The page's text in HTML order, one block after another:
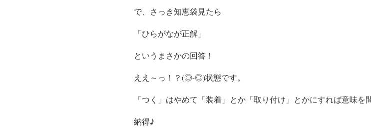
で、さっき知恵袋見たら
「ひらがなが正解」
というまさかの回答！
ええ～っ！？(◎-◎)状態です。
「つく」はやめて「装着」とか「取り付け」とかにすれば意味を
納得♪